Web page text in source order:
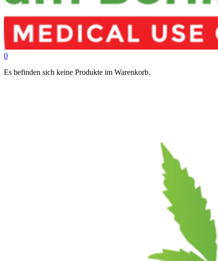
0
Es befinden sich keine Produkte im Warenkorb.